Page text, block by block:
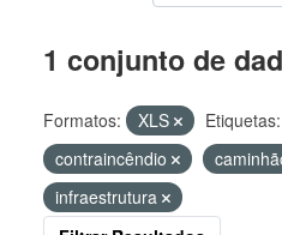
1 conjunto de
Formatos: XLS Etiquetas:
contraincêndio
infraestrutura